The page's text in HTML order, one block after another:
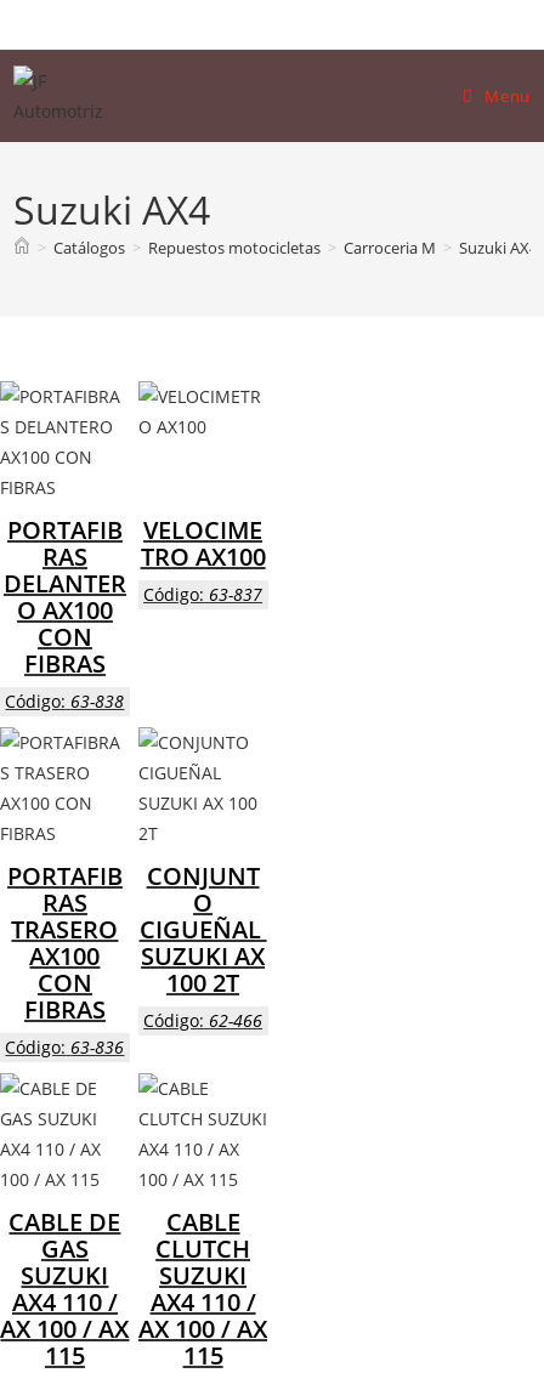
to
content
Menu
Suzuki AX4
> Catálogos > Repuestos motocicletas > Carroceria M > Suzuki AX4
PORTAFIB
RAS
DELANTER
O AX100
CON
FIBRAS
Código: 63-838
VELOCIME
TRO AX100
Código: 63-837
PORTAFIB
RAS
TRASERO
AX100
CON
FIBRAS
Código: 63-836
CONJUNT
O
CIGUEÑAL
SUZUKI AX
100 2T
Código: 62-466
CABLE DE
GAS
SUZUKI
AX4 110 /
AX 100 / AX
115
CABLE
CLUTCH
SUZUKI
AX4 110 /
AX 100 / AX
115